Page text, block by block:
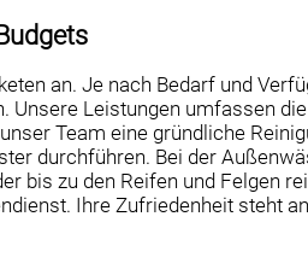
an. Je nach Bedarf und
Unsere Leistungen umfassen
Team eine gründliche
durchführen. Bei der
bis zu den Reifen und Felgen
Ihre Zufriedenheit steht